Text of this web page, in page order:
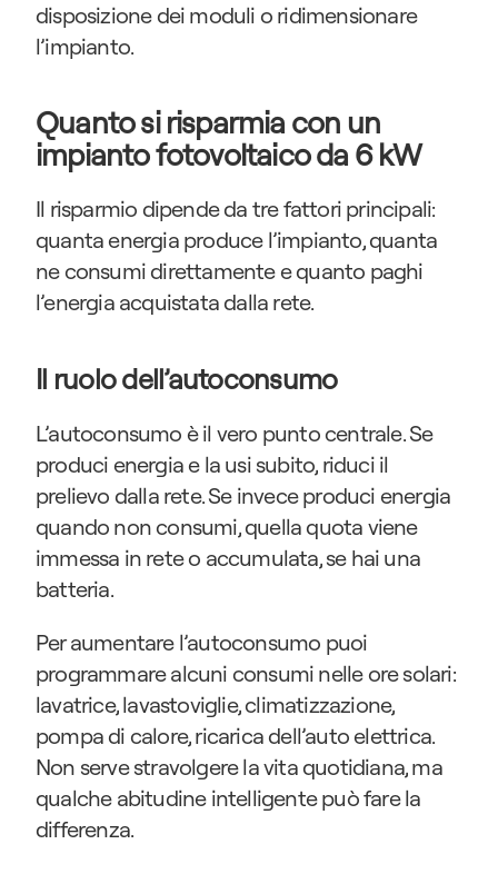
disposizione dei moduli o ridimensionare
l’impianto.
Quanto si risparmia con un
impianto fotovoltaico da 6 kW
Il risparmio dipende da tre fattori principali:
quanta energia produce l’impianto, quanta
ne consumi direttamente e quanto paghi
l’energia acquistata dalla rete.
Il ruolo dell’autoconsumo
L’autoconsumo è il vero punto centrale. Se
produci energia e la usi subito, riduci il
prelievo dalla rete. Se invece produci energia
quando non consumi, quella quota viene
immessa in rete o accumulata, se hai una
batteria.
Per aumentare l’autoconsumo puoi
programmare alcuni consumi nelle ore solari:
lavatrice, lavastoviglie, climatizzazione,
pompa di calore, ricarica dell’auto elettrica.
Non serve stravolgere la vita quotidiana, ma
qualche abitudine intelligente può fare la
differenza.